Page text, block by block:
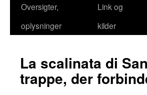
Oversigter,
oplysninger
Link og
kilder
La scalinata di
trappe, der